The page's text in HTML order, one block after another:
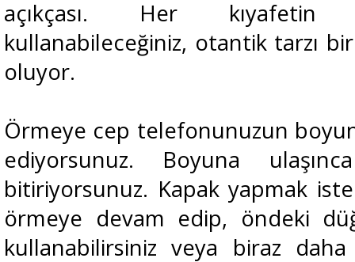
açıkçası. Her kıyafetin
kullanabileceğiniz, otantik tarzı
oluyor.
Örmeye cep telefonunuzun
ediyorsunuz. Boyuna
bitiriyorsunuz. Kapak yapmak
örmeye devam edip, öndeki
kullanabilirsiniz veya biraz